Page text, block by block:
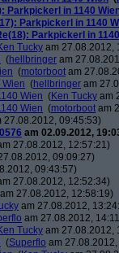
Parkpickerl in 1140
Parkpickerl in 1140
Parkpickerl in
Tucky am 27.08.2012,
(hellbringer am
(motorboot am
Wien (hellbringer am
Wien (Ken Tucky am
Wien (motorboot am
27.08.2012, 09:45:53)
am 02.09.2012,
27.08.2012, 12:57:21)
09:09:27)
09:43:57)
27.08.2012, 12:52:34)
am 27.08.2012, 12:58:19)
am 27.08.2012,
am 27.08.2012,
Tucky am 27.08.2012,
(Superflo am